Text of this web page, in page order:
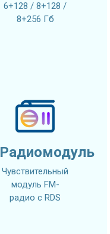
6+128 / 8+128 /
8+256 Гб
Радиомодуль
Чувствительный
модуль FM-
радио с RDS